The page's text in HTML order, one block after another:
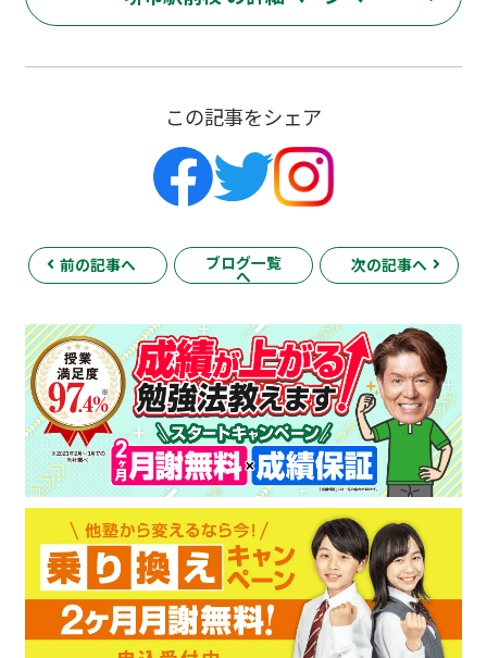
この記事をシェア
前の記事へ ブログ一覧
へ
次の記事へ